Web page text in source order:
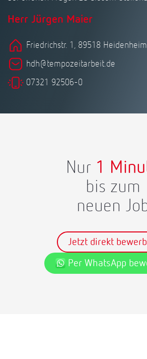
Herr Jürgen Maier
Friedrichstr. 1, 89518 Heidenheim
hdh@tempozeitarbeit.de
07321 92506-0
Nur 1
bis zum
neuen
Jetzt direkt
Per WhatsApp